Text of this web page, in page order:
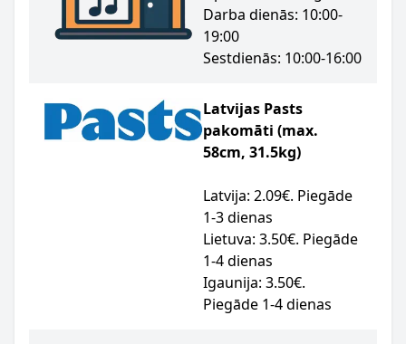
Darba dienās: 10:00-
19:00
Sestdienās: 10:00-16:00
Latvijas Pasts
pakomāti (max.
58cm, 31.5kg)
Latvija: 2.09€. Piegāde
1-3 dienas
Lietuva: 3.50€. Piegāde
1-4 dienas
Igaunija: 3.50€.
Piegāde 1-4 dienas